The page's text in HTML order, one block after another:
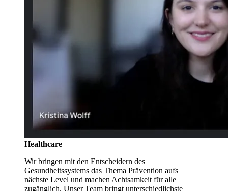
Healthcare
Wir bringen mit den Entscheidern des
Gesundheitssystems das Thema Prävention aufs
nächste Level und machen Achtsamkeit für alle
zugänglich. Unser Team bringt unterschiedlichste